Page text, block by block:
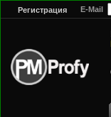
Регистрация E-Mail